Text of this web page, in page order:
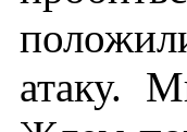
атаку.